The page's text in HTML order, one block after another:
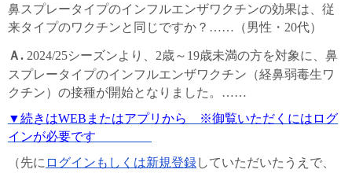
鼻スプレータイプのインフルエンザワクチンの効果は、従
来タイプのワクチンと同じですか？……（男性・20代）
Ａ. 2024/25シーズンより、2歳～19歳未満の方を対象に、鼻
スプレータイプのインフルエンザワクチン（経鼻弱毒生ワ
クチン）の接種が開始となりました。……
▼続きはWEBまたはアプリから ※御覧いただくにはログ
インが必要です
（先に ログインもしくは新規登録していただいたうえで、